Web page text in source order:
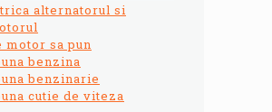
alternatorul si
motor sa pun
benzina
benzinarie
cutie de viteza